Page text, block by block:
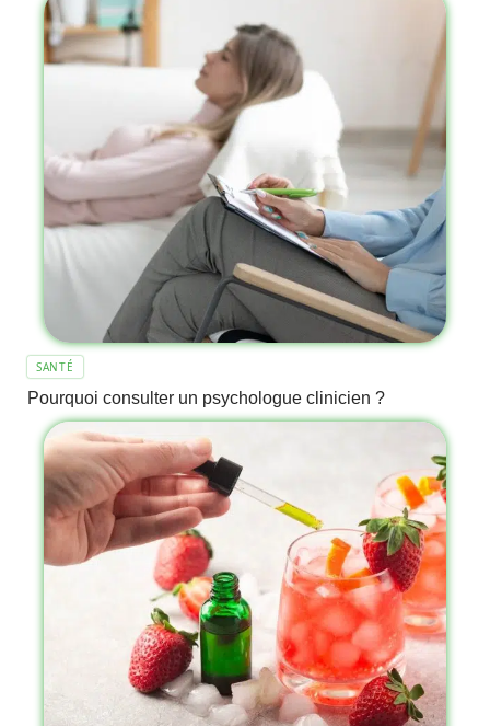
SANTÉ
Pourquoi consulter un psychologue clinicien ?